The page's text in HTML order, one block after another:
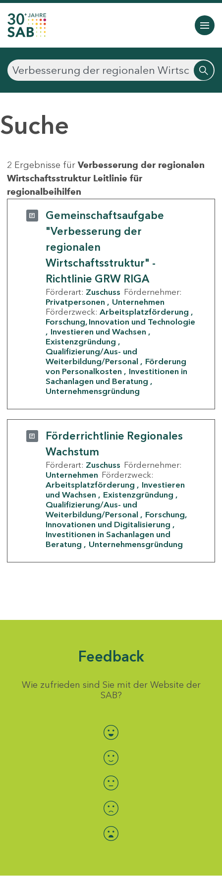
Suche
2 Ergebnisse für Verbesserung der regionalen
Wirtschaftsstruktur Leitlinie für
regionalbeihilfen
Gemeinschaftsaufgabe
"Verbesserung der
regionalen
Wirtschaftsstruktur" -
Richtlinie GRW RIGA
Förderart: Zuschuss Fördernehmer:
Privatpersonen
Unternehmen
Förderzweck: Arbeitsplatzförderung
Forschung, Innovation und Technologie
Investieren und Wachsen
Existenzgründung
Qualifizierung/Aus- und
Weiterbildung/Personal
Förderung
von Personalkosten
Investitionen in
Sachanlagen und Beratung
Unternehmensgründung
Förderrichtlinie Regionales
Wachstum
Förderart: Zuschuss Fördernehmer:
Unternehmen Förderzweck:
Arbeitsplatzförderung
Investieren
und Wachsen
Existenzgründung
Qualifizierung/Aus- und
Weiterbildung/Personal
Forschung,
Innovationen und Digitalisierung
Investitionen in Sachanlagen und
Beratung
Unternehmensgründung
Feedback
Wie zufrieden sind Sie mit der Website der
SAB?
Bewertung auswählen